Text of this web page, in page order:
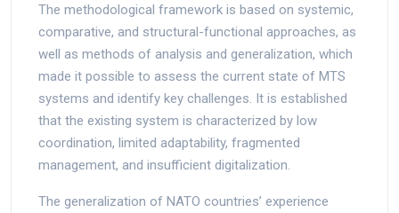
The methodological framework is based on systemic,
comparative, and structural-functional approaches, as
well as methods of analysis and generalization, which
made it possible to assess the current state of MTS
systems and identify key challenges. It is established
that the existing system is characterized by low
coordination, limited adaptability, fragmented
management, and insufficient digitalization.
The generalization of NATO countries’ experience